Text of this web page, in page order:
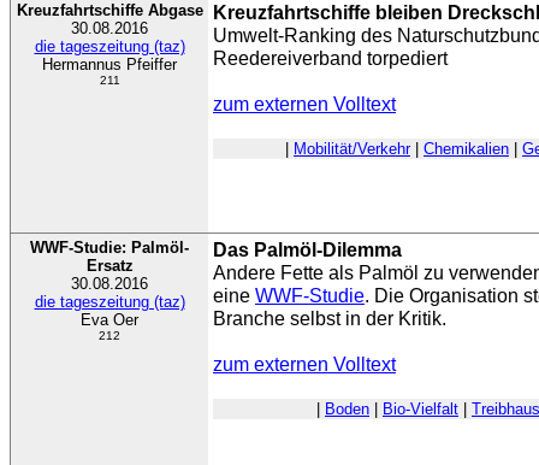
Kreuzfahrtschiffe Abgase
30.08.2016
die tageszeitung (taz)
Hermannus Pfeiffer
211
Kreuzfahrtschiffe bleiben
Umwelt-Ranking des
Reedereiverband torpediert
zum externen Volltext
Mobilität/Verkehr| Chemikalien
WWF-Studie: Palmöl-
Ersatz
30.08.2016
die tageszeitung (taz)
Eva Oer
212
Das Palmöl-Dilemma
Andere Fette als Palmöl zu
eine WWF-Studie. Die Organisation
Branche selbst in der Kritik.
zum externen Volltext
Boden Bio-Vielfalt